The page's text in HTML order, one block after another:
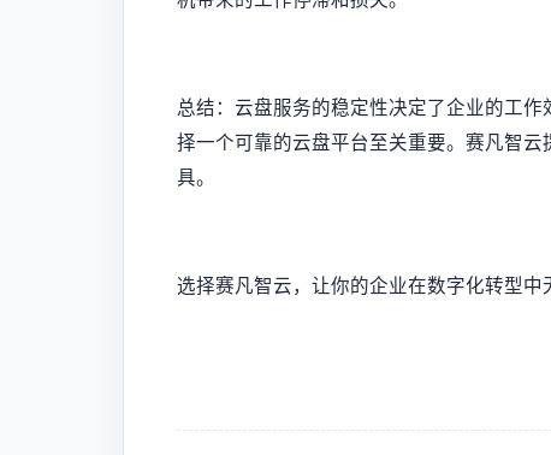
总结：云盘服务的稳定性决定了企业的工
择一个可靠的云盘平台至关重要。赛凡智
具。
选择赛凡智云，让你的企业在数字化转型中